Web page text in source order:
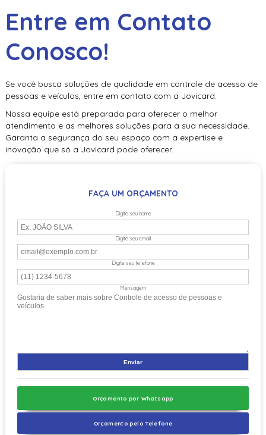
Entre em Contato
Conosco!
Se você busca soluções de qualidade em controle de acesso de
pessoas e veículos , entre em contato com a Jovicard.
Nossa equipe está preparada para oferecer o melhor
atendimento e as melhores soluções para a sua necessidade.
Garanta a segurança do seu espaço com a expertise e
inovação que só a Jovicard pode oferecer.
FAÇA UM ORÇAMENTO
Digite seu nome
Digite seu email
Digite seu telefone
Mensagem
Orçamento por Whatsapp
Orçamento pelo Telefone